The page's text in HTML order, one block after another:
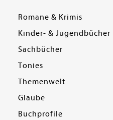
Romane & Krimis
Kinder- & Jugendbücher
Sachbücher
Tonies
Themenwelt
Glaube
Buchprofile